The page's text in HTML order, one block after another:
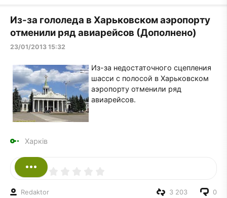
Из-за гололеда в Харьковском аэропорту
отменили ряд авиарейсов (Дополнено)
23/01/2013 15:32
Из-за недостаточного сцепления
шасси с полосой в Харьковском
аэропорту отменили ряд
авиарейсов.
Харків
Redaktor 0
3 203